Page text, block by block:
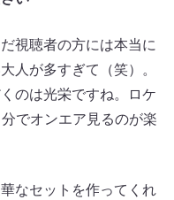
視聴者の方には本当に
人が多すぎて（笑）。
のは光栄ですね。ロケ
でオンエア見るのが楽
なセットを作ってくれ